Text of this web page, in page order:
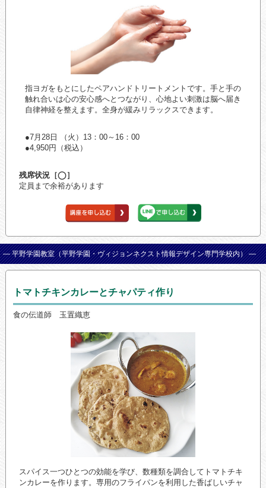
指ヨガをもとにしたペアハンドトリートメントです。手と手の
触れ合いは心の安心感へとつながり、心地よい刺激は脳へ届き
自律神経を整えます。全身が緩みリラックスできます。
●7月28日 （火）13：00～16：00
●4,950円（税込）
残席状況［◯］
定員まで余裕があります
— 平野学園教室（平野学園・ヴィジョンネクスト情報デザイン専門学校内） —
トマトチキンカレーとチャパティ作り
食の伝道師 玉置織恵
スパイス一つひとつの効能を学び、数種類を調合してトマトチキ
ンカレーを作ります。専用のフライパンを利用した香ばしいチャ